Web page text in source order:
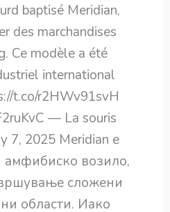
baptisé Meridian,
des marchandises
Ce modèle a été
international
t.co/r2HWv91svH
— La souris
7, 2025 Meridian е
амфибиско возило,
сложени
области. Иако